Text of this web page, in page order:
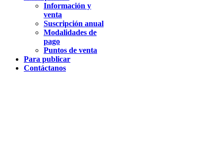
Información y
venta
Suscripción anual
Modalidades de
pago
Puntos de venta
Para publicar
Contáctanos